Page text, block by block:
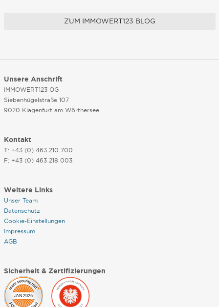
ZUM IMMOWERT123 BLOG
Unsere Anschrift
IMMOWERT123 OG
Siebenhügelstraße 107
9020 Klagenfurt am Wörthersee
Kontakt
T: +43 (0) 463 210 700
F: +43 (0) 463 218 003
Weitere Links
Unser Team
Datenschutz
Cookie-Einstellungen
Impressum
AGB
Sicherheit & Zertifizierungen